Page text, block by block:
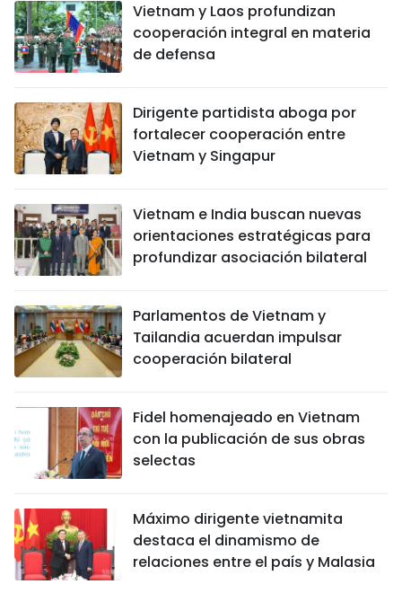
Vietnam y Laos profundizan
cooperación integral en materia
de defensa
Dirigente partidista aboga por
fortalecer cooperación entre
Vietnam y Singapur
Vietnam e India buscan nuevas
orientaciones estratégicas para
profundizar asociación bilateral
Parlamentos de Vietnam y
Tailandia acuerdan impulsar
cooperación bilateral
Fidel homenajeado en Vietnam
con la publicación de sus obras
selectas
Máximo dirigente vietnamita
destaca el dinamismo de
relaciones entre el país y Malasia